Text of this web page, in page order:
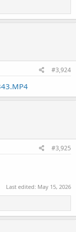
#3,924
#3,925
Last edited: May 15, 2026